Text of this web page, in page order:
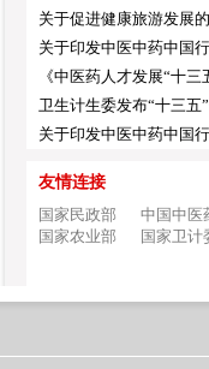
关于促进健康旅游发展
关于印发中医中药中国
《中医药人才发展“十三
卫生计生委发布“十三五
关于印发中医中药中国
友情连接
国家民政部
中国中医
国家农业部
国家卫计